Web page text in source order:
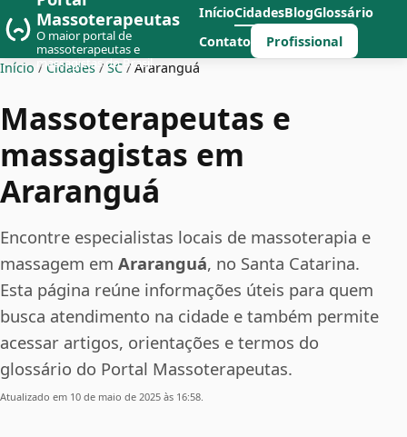
Massoterapeutas
O maior portal de
massoterapeutas e
massagistas do Brasil
InícioCidadesBlogGlossário
Contato
Profissional
Início / Cidades / SC / Araranguá
Massoterapeutas e
massagistas em
Araranguá
Encontre especialistas locais de massoterapia e
massagem em Araranguá, no Santa Catarina.
Esta página reúne informações úteis para quem
busca atendimento na cidade e também permite
acessar artigos, orientações e termos do
glossário do Portal Massoterapeutas.
Atualizado em 10 de maio de 2025 às 16:58.